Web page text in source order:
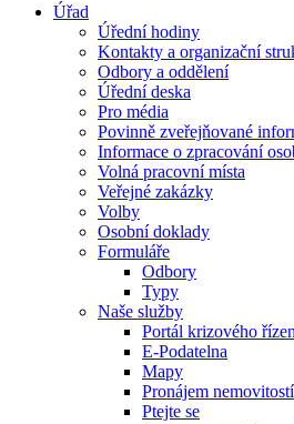
Úřad
Úřední hodiny
Kontakty a organizační
Odbory a oddělení
Úřední deska
Pro média
Povinně zveřejňované
Informace o zpracování
Volná pracovní místa
Veřejné zakázky
Volby
Osobní doklady
Formuláře
Odbory
Typy
Naše služby
Portál krizového
E-Podatelna
Mapy
Pronájem nemovitostí
Ptejte se